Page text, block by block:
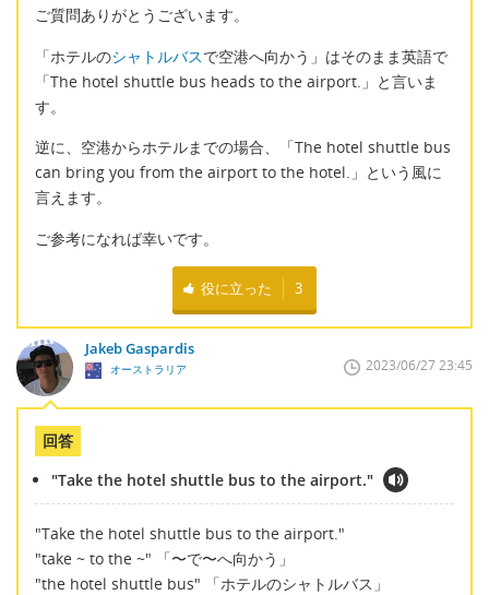
ご質問ありがとうございます。
「ホテルのシャトルバスで空港へ向かう」はそのまま英語で
「The hotel shuttle bus heads to the airport.」と言いま
す。
逆に、空港からホテルまでの場合、「The hotel shuttle bus
can bring you from the airport to the hotel.」という風に
言えます。
ご参考になれば幸いです。
役に立った 3
Jakeb Gaspardis
オーストラリア 2023/06/27 23:45
回答
"Take the hotel shuttle bus to the airport."
"Take the hotel shuttle bus to the airport."
"take ~ to the ~" 「〜で〜へ向かう」
"the hotel shuttle bus" 「ホテルのシャトルバス」